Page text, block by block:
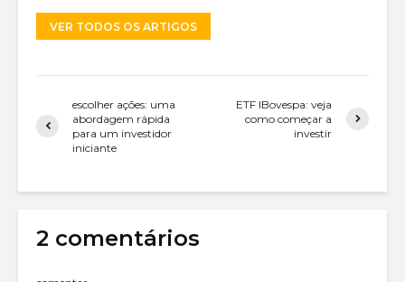
VER TODOS OS ARTIGOS
escolher ações: uma
abordagem rápida
para um investidor
iniciante
ETF IBovespa: veja
como começar a
investir
2 comentários